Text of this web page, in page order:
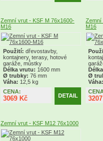
Zemní vrut - KSF M 76x1600-
M16
Zemní
M16
Použití: dřevostavby,
kontajnery, terasy, hotové
garáže, můstky
Délka vrutu: 1600 mm
Ø trubky: 76 mm
Váha: 12,5 kg
Ø
Váha:
CENA:
3069 Kč DETAIL
Zemní vrut - KSF M12 76x1000